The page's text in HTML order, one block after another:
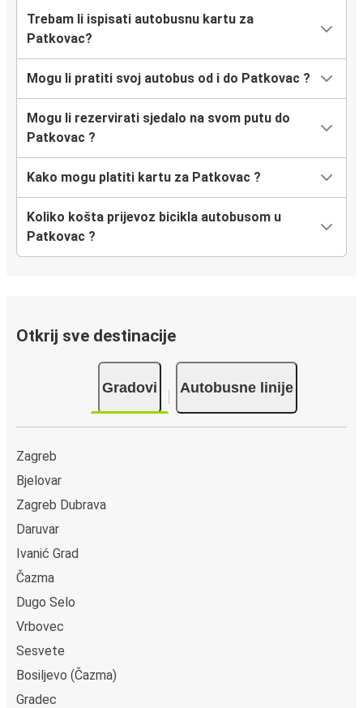
Trebam li ispisati autobusnu kartu za
Patkovac?
Mogu li pratiti svoj autobus od i do Patkovac ?
Mogu li rezervirati sjedalo na svom putu do
Patkovac ?
Kako mogu platiti kartu za Patkovac ?
Koliko košta prijevoz bicikla autobusom u
Patkovac ?
Otkrij sve destinacije
Gradovi Autobusne linije
Zagreb
Bjelovar
Zagreb Dubrava
Daruvar
Ivanić Grad
Čazma
Dugo Selo
Vrbovec
Sesvete
Bosiljevo (Čazma)
Gradec